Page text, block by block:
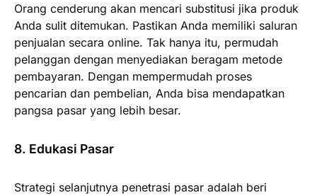
Orang cenderung akan mencari substitusi jika produk
Anda sulit ditemukan. Pastikan Anda memiliki saluran
penjualan secara online. Tak hanya itu, permudah
pelanggan dengan menyediakan beragam metode
pembayaran. Dengan mempermudah proses
pencarian dan pembelian, Anda bisa mendapatkan
pangsa pasar yang lebih besar.
8. Edukasi Pasar
Strategi selanjutnya penetrasi pasar adalah beri